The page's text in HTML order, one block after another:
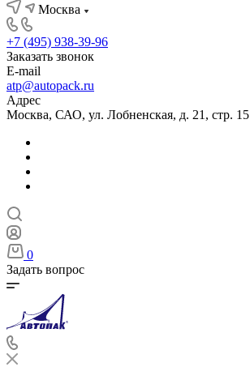
Москва
+7 (495) 938-39-96
Заказать звонок
E-mail
atp@autopack.ru
Адрес
Москва, САО, ул. Лобненская, д. 21, стр. 15
0
Задать вопрос